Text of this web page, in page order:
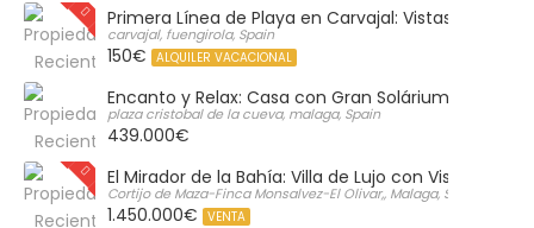
Primera Línea de Playa en Carvajal: Vistas al Mar y
carvajal, fuengirola, Spain
150€ ALQUILER VACACIONAL
Encanto y Relax: Casa con Gran Solárium Privado
plaza cristobal de la cueva, malaga, Spain
439.000€
El Mirador de la Bahía: Villa de Lujo con Vistas
Cortijo de Maza-Finca Monsalvez-El Olivar,, Malaga, Spain
1.450.000€ VENTA